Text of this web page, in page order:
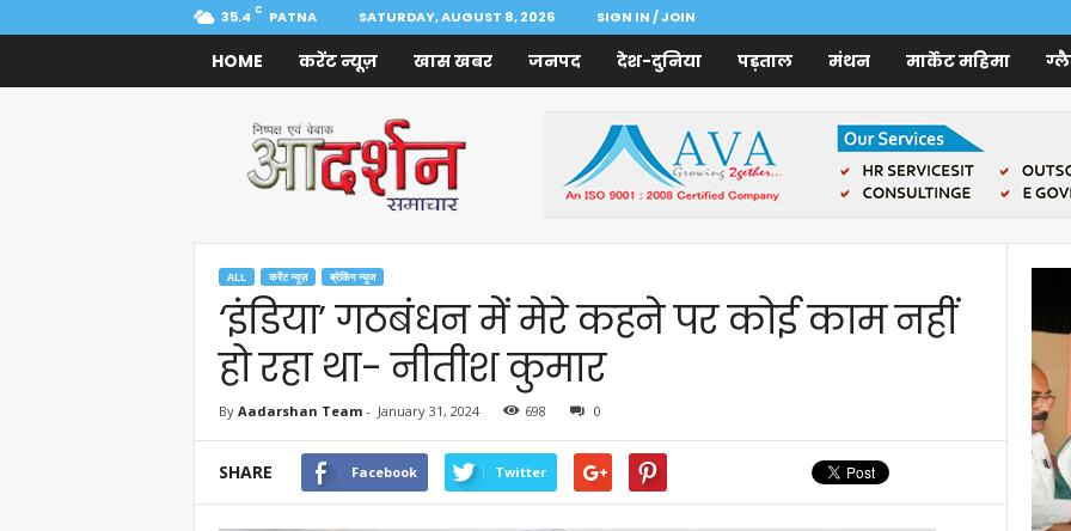
35.4 C PATNA SATURDAY, AUGUST 8, 2026 SIGN IN / JOIN
HOME करेंट न्यूज़ खास खबर जनपद देश-दुनिया पड़ताल मंथन मार्केट महिमा
Samachar
ALL करेंट न्यूज़ ब्रेकिंग न्यूज
‘इंडिया’ गठबंधन में मेरे कहने पर कोई काम नहीं
हो रहा था- नीतीश कुमार
By Aadarshan Team- January 31, 2024 698 0
SHARE Facebook Twitter